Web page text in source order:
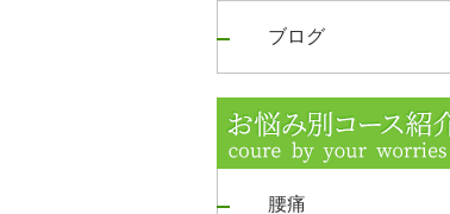
ブログ
腰痛